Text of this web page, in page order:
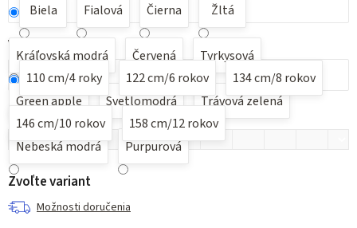
Biela
Fialová Čierna Žltá
Kráľovská modrá Červená Tyrkysová
Green apple Svetlomodrá Trávová zelená
Nebeská modrá Purpurová
Veľkosť
110 cm/4 roky
122 cm/6 rokov 134 cm/8 rokov
146 cm/10 rokov 158 cm/12 rokov
Možnosť potlače pre nacenenie
Zvoľte variant
Možnosti doručenia